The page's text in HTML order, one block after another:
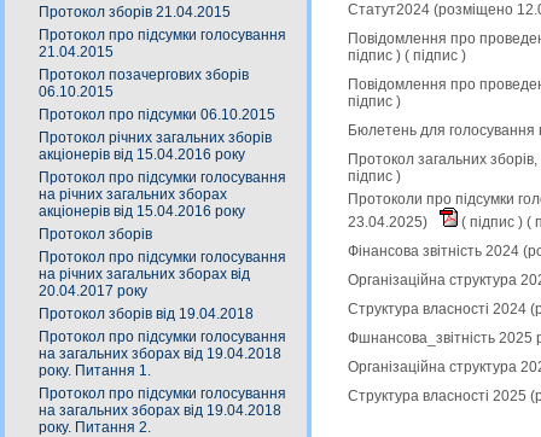
Протокол зборів 21.04.2015
Протокол про підсумки голосування
21.04.2015
Протокол позачергових зборів
06.10.2015
Протокол про підсумки 06.10.2015
Протокол річних загальних зборів
акціонерів від 15.04.2016 року
Протокол про підсумки голосування
на річних загальних зборах
акціонерів від 15.04.2016 року
Протокол зборів
Протокол про підсумки голосування
на річних загальних зборах від
20.04.2017 року
Протокол зборів від 19.04.2018
Протокол про підсумки голосування
на загальних зборах від 19.04.2018
року. Питання 1.
Протокол про підсумки голосування
на загальних зборах від 19.04.2018
року. Питання 2.
Статут2024 (розміщено
Повідомлення про
підпис ) ( підпис )
Повідомлення про
підпис )
Бюлетень для
Протокол загальних
підпис )
Протоколи про підсумки
23.04.2025)
( підпис ) (
Фінансова звітність 2024
Організаційна структура
Структура власності 2024
Фшнансова_звітність
Організаційна структура
Структура власності 2025